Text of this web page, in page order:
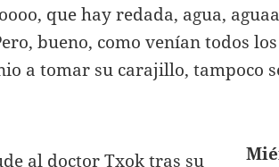
que hay redada, agua,
bueno, como venían todos
a tomar su carajillo, tampoco